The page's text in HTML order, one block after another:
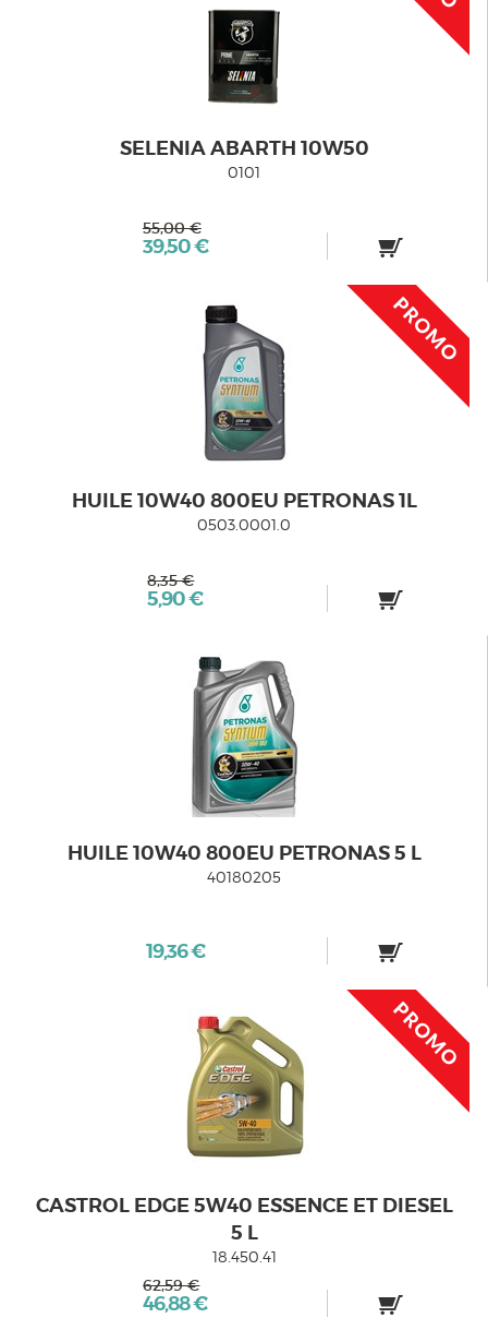
SELENIA ABARTH 10W50
0101
55,00 €
39,50 €
HUILE 10W40 800EU PETRONAS 1L
0503.0001.0
8,35 €
5,90 €
HUILE 10W40 800EU PETRONAS 5 L
40180205
19,36 €
CASTROL EDGE 5W40 ESSENCE ET DIESEL
5 L
18.450.41
62,59 €
46,88 €